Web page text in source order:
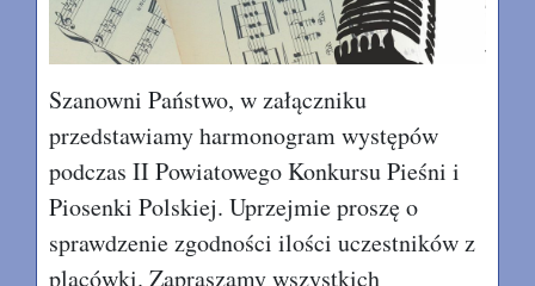
Szanowni Państwo, w załączniku
przedstawiamy harmonogram występów
podczas II Powiatowego Konkursu Pieśni i
Piosenki Polskiej. Uprzejmie proszę o
sprawdzenie zgodności ilości uczestników z
placówki. Zapraszamy wszystkich